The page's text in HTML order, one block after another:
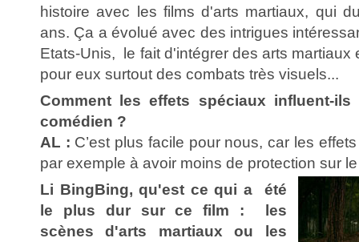
histoire avec les films d'arts martiaux, qui
ans. Ça a évolué avec des intrigues
Etats-Unis, le fait d'intégrer des arts martiaux
pour eux surtout des combats très visuels...
Comment les effets spéciaux influent-
comédien ?
AL : C’est plus facile pour nous, car les
par exemple à avoir moins de protection sur
Li BingBing, qu'est ce qui a été
le plus dur sur ce film : les
scènes d'arts martiaux ou les